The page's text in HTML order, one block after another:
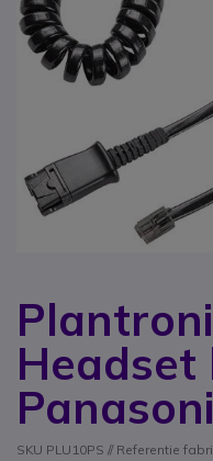
Headset
SKU PLU10PS // Referentie
Ga naar het begin van de